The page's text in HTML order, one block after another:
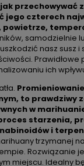
przechowywać
jego czterech
powietrze,
samodzielnie
nasz susz i
ich
to prawdziwy
w
starzenia,
i
trzymanej
Rozwiązanie
miejscu. Idealny